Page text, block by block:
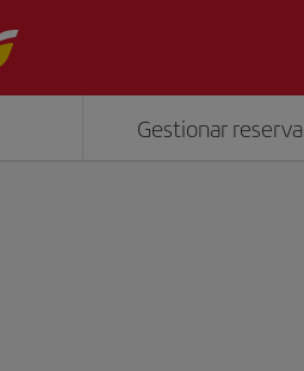
Gestionar reserva